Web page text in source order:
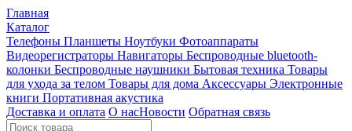
Главная
Каталог
Телефоны Планшеты Ноутбуки Фотоаппараты
Видеорегистраторы Навигаторы Беспроводные bluetooth-
колонки Беспроводные наушники Бытовая техника Товары
для ухода за телом Товары для дома Аксессуары Электронные
книги Портативная акустика
Доставка и оплата О насНовости Обратная связь